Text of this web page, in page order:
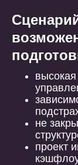
не
проект